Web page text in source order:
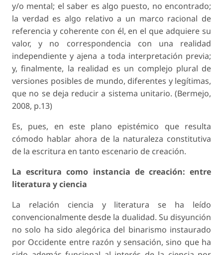
y/o mental; el saber es algo puesto, no encontrado;
la verdad es algo relativo a un marco racional de
referencia y coherente con él, en el que adquiere su
valor, y no correspondencia con una realidad
independiente y ajena a toda interpretación previa;
y, finalmente, la realidad es un complejo plural de
versiones posibles de mundo, diferentes y legítimas,
que no se deja reducir a sistema unitario. (Bermejo,
2008, p.13)
Es, pues, en este plano epistémico que resulta
cómodo hablar ahora de la naturaleza constitutiva
de la escritura en tanto escenario de creación.
La escritura como instancia de creación: entre
literatura y ciencia
La relación ciencia y literatura se ha leído
convencionalmente desde la dualidad. Su disyunción
no solo ha sido alegórica del binarismo instaurado
por Occidente entre razón y sensación, sino que ha